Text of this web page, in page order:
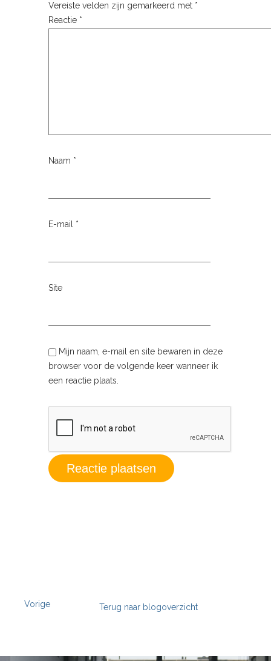
Vereiste velden zijn gemarkeerd met *
Reactie *
Naam *
E-mail *
Site
Mijn naam, e-mail en site bewaren in deze
browser voor de volgende keer wanneer ik
een reactie plaats.
Vorige Terug naar blogoverzicht